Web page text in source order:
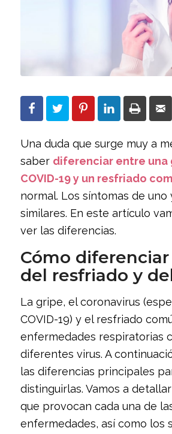
Una duda que surge muy a
saber diferenciar entre una
COVID-19 y un resfriado
normal. Los síntomas de uno
similares. En este artículo
ver las diferencias.
Cómo
del resfriado y
La gripe, el coronavirus
COVID-19) y el resfriado
enfermedades respiratorias
diferentes virus. A
las diferencias principales
distinguirlas. Vamos a
que provocan cada una de
enfermedades, así como los